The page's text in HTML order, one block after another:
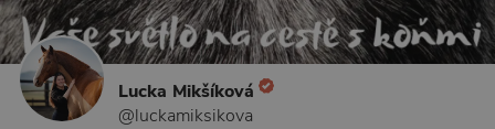
Lucka Mikšíková
@luckamiksikova